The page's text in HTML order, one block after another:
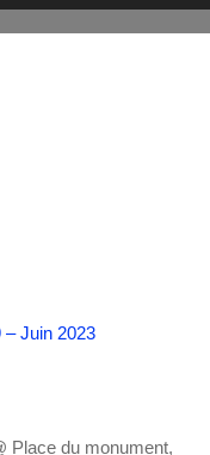
– Juin 2023
Place du monument,